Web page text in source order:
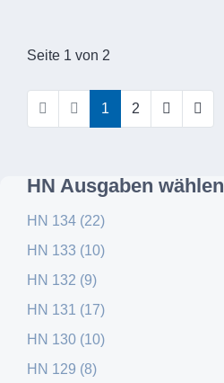
HN Ausgaben wählen
HN 134 (22)
HN 133 (10)
HN 132 (9)
HN 131 (17)
HN 130 (10)
HN 129 (8)
Seite 1 von 2
1 2